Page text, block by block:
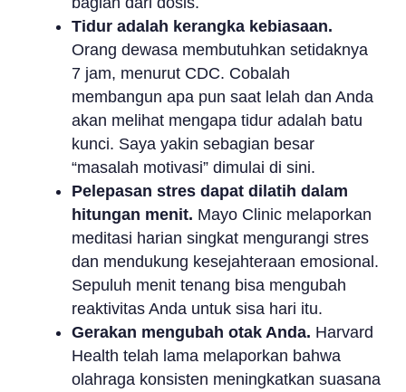
Tidur adalah kerangka kebiasaan.
Orang dewasa membutuhkan setidaknya
7 jam, menurut CDC. Cobalah
membangun apa pun saat lelah dan Anda
akan melihat mengapa tidur adalah batu
kunci. Saya yakin sebagian besar
“masalah motivasi” dimulai di sini.
Pelepasan stres dapat dilatih dalam
hitungan menit. Mayo Clinic melaporkan
meditasi harian singkat mengurangi stres
dan mendukung kesejahteraan emosional.
Sepuluh menit tenang bisa mengubah
reaktivitas Anda untuk sisa hari itu.
Gerakan mengubah otak Anda. Harvard
Health telah lama melaporkan bahwa
olahraga konsisten meningkatkan suasana